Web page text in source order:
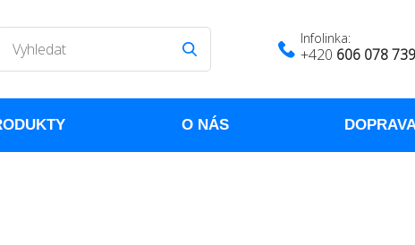
Infolinka:
+420 606 078 739
O NÁS